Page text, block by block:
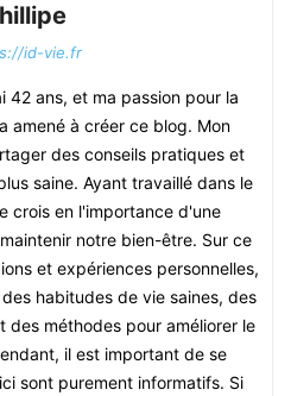
id-vie.fr
42 ans, et ma passion pour la
amené à créer ce blog. Mon
des conseils pratiques et
saine. Ayant travaillé dans le
crois en l'importance d'une
notre bien-être. Sur ce
et expériences personnelles,
habitudes de vie saines, des
des méthodes pour améliorer le
il est important de se
sont purement informatifs. Si